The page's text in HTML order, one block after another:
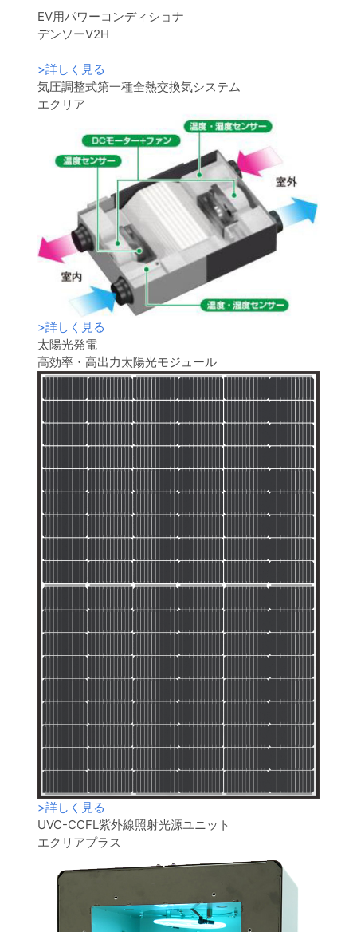
EV用パワーコンディショナ
デンソーV2H
>詳しく見る
気圧調整式第一種全熱交換気システム
エクリア
>詳しく見る
太陽光発電
高効率・高出力太陽光モジュール
>詳しく見る
UVC-CCFL紫外線照射光源ユニット
エクリアプラス